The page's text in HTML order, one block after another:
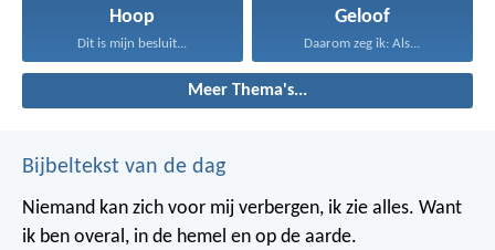
Hoop
Dit is mijn besluit...
Geloof
Daarom zeg ik: Als...
Meer Thema's...
Bijbeltekst van de dag
Niemand kan zich voor mij verbergen, ik zie alles. Want
ik ben overal, in de hemel en op de aarde.